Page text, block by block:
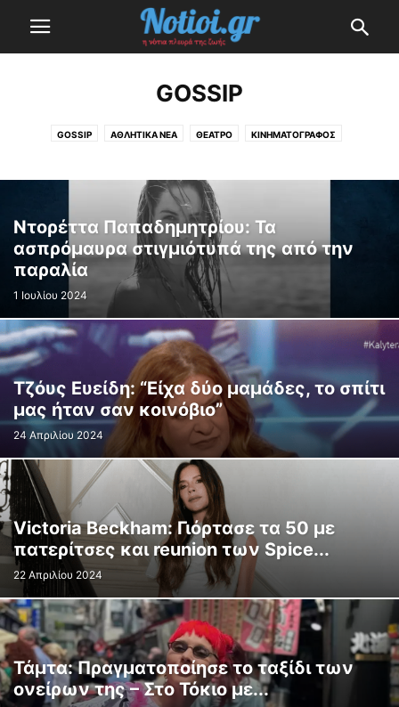
GOSSIP
GOSSIP ΑΘΛΗΤΙΚΆ ΝΈΑ ΘΈΑΤΡΟ ΚΙΝΗΜΑΤΟΓΡΆΦΟΣ
Ντορέττα Παπαδημητρίου: Τα
ασπρόμαυρα στιγμιότυπά της από την
παραλία
1 Ιουλίου 2024
Τζόυς Ευείδη: “Είχα δύο μαμάδες, το σπίτι
μας ήταν σαν κοινόβιο”
24 Απριλίου 2024
Victoria Beckham: Γιόρτασε τα 50 με
πατερίτσες και reunion των Spice...
22 Απριλίου 2024
Τάμτα: Πραγματοποίησε το ταξίδι των
ονείρων της – Στο Τόκιο με...